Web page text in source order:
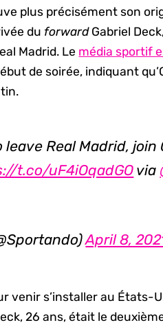
plus précisément son
du forwardGabriel
Madrid. Le média sportif
de soirée, indiquant
leave Real Madrid,
t.co/uF4iOqadGO via
April 8,
venir s’installer au États-
26 ans, était le